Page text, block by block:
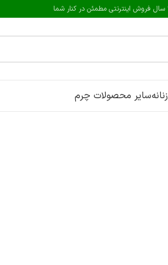
زنانهسایر محصولات چرم